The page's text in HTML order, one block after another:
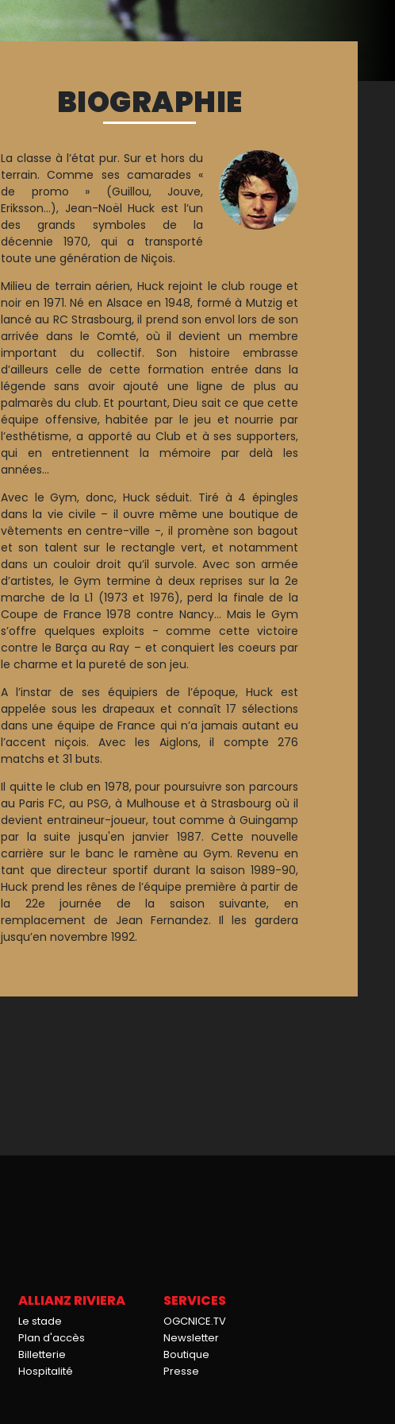
BIOGRAPHIE
La classe à l’état pur. Sur et hors du
terrain. Comme ses camarades «
de promo » (Guillou, Jouve,
Eriksson...), Jean-Noël Huck est l’un
des grands symboles de la
décennie 1970, qui a transporté
toute une génération de Niçois.
Milieu de terrain aérien, Huck rejoint le club rouge et
noir en 1971. Né en Alsace en 1948, formé à Mutzig et
lancé au RC Strasbourg, il prend son envol lors de son
arrivée dans le Comté, où il devient un membre
important du collectif. Son histoire embrasse
d’ailleurs celle de cette formation entrée dans la
légende sans avoir ajouté une ligne de plus au
palmarès du club. Et pourtant, Dieu sait ce que cette
équipe offensive, habitée par le jeu et nourrie par
l’esthétisme, a apporté au Club et à ses supporters,
qui en entretiennent la mémoire par delà les
années...
Avec le Gym, donc, Huck séduit. Tiré à 4 épingles
dans la vie civile – il ouvre même une boutique de
vêtements en centre-ville -, il promène son bagout
et son talent sur le rectangle vert, et notamment
dans un couloir droit qu’il survole. Avec son armée
d’artistes, le Gym termine à deux reprises sur la 2e
marche de la L1 (1973 et 1976), perd la finale de la
Coupe de France 1978 contre Nancy... Mais le Gym
s’offre quelques exploits - comme cette victoire
contre le Barça au Ray – et conquiert les coeurs par
le charme et la pureté de son jeu.
A l’instar de ses équipiers de l’époque, Huck est
appelée sous les drapeaux et connaît 17 sélections
dans une équipe de France qui n’a jamais autant eu
l’accent niçois. Avec les Aiglons, il compte 276
matchs et 31 buts.
Il quitte le club en 1978, pour poursuivre son parcours
au Paris FC, au PSG, à Mulhouse et à Strasbourg où il
devient entraineur-joueur, tout comme à Guingamp
par la suite jusqu'en janvier 1987. Cette nouvelle
carrière sur le banc le ramène au Gym. Revenu en
tant que directeur sportif durant la saison 1989-90,
Huck prend les rênes de l’équipe première à partir de
la 22e journée de la saison suivante, en
remplacement de Jean Fernandez. Il les gardera
jusqu’en novembre 1992.
ALLIANZ RIVIERA
Le stade
Plan d'accès
Billetterie
Hospitalité
SERVICES
OGCNICE.TV
Newsletter
Boutique
Presse